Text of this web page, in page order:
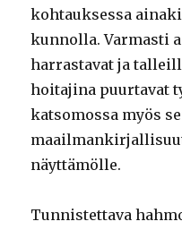
kohtauksessa
kunnolla. Varmasti
harrastavat ja
hoitajina puurtavat
katsomossa myös
näyttämölle.
Tunnistettava